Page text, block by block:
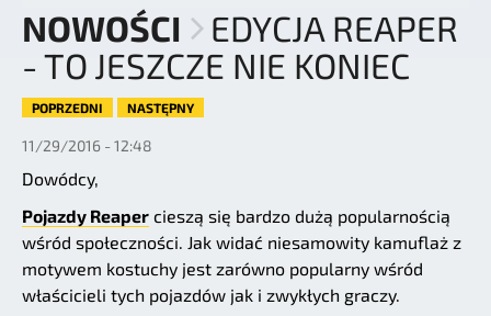
NOWOŚCI
EDYCJA REAPER
- TO JESZCZE NIE KONIEC
POPRZEDNI NASTĘPNY
11/29/2016 - 12:48
Dowódcy,
Pojazdy Reaper cieszą się bardzo dużą popularnością
wśród społeczności. Jak widać niesamowity kamuflaż z
motywem kostuchy jest zarówno popularny wśród
właścicieli tych pojazdów jak i zwykłych graczy.